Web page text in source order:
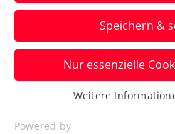
Erste Bank
Langmann
Das Rollstuhltennis-
Rahmen der Erste
Speichern &
Nur essenzielle
Essenziell
Essenzielle Cookies werden für
Weitere
Powered by